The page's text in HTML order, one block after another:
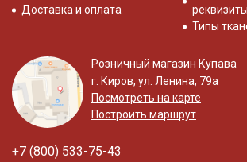
Доставка и оплата
реквизиты
Типы
Розничный магазин Купава
г. Киров, ул. Ленина, 79а
Посмотреть на карте
Построить маршрут
+7 (800) 533-75-43